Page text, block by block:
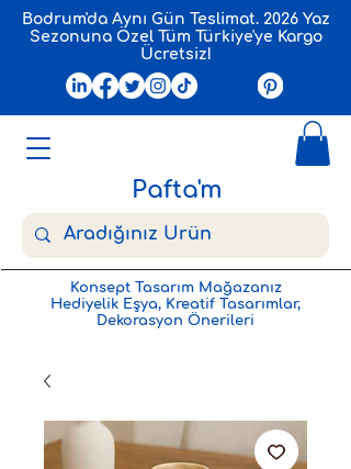
Pafta'm
Bodrum'da Aynı Gün Teslimat. 2026 Yaz
Sezonuna Özel Tüm Türkiye'ye Kargo
Ücretsiz!
Konsept Tasarım Mağazanız
Hediyelik Eşya, Kreatif Tasarımlar,
Dekorasyon Önerileri